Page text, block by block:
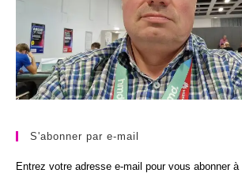
S'abonner par e-mail
Entrez votre adresse e-mail pour vous abonner